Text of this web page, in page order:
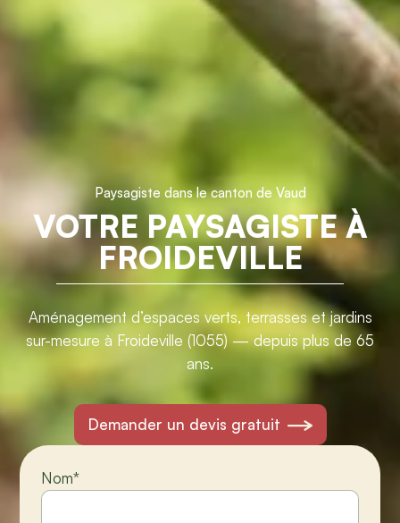
Paysagiste dans le canton de Vaud
VOTRE PAYSAGISTE À
FROIDEVILLE
Aménagement d’espaces verts, terrasses et jardins
sur-mesure à Froideville (1055) — depuis plus de 65
ans.
Demander un devis gratuit
Nom*